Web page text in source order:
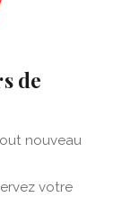
de
nouveau
votre